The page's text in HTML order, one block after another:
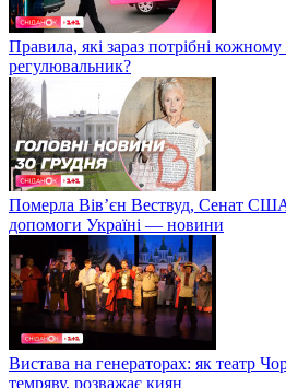
Правила, які зараз потрібні
регулювальник?
Померла Вівʼєн Вествуд, Сенат
допомоги Україні — новини
Вистава на генераторах: як театр
темряву, розважає киян